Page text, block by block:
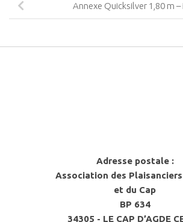
Annexe Quicksilver 1,80 m –
Adresse postale :
Association des Plaisanciers
et du Cap
BP 634
34305 - LE CAP D’AGDE